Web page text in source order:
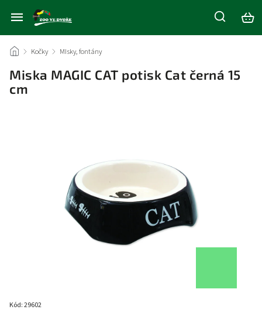
/ Kočky / MIsky, fontány
Miska MAGIC CAT potisk Cat černá 15
cm
Kód:29602